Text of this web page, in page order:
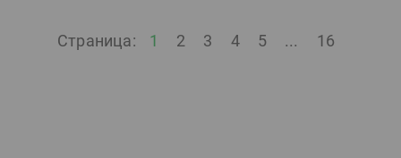
Страница: 1 2 3 4 5 ... 16